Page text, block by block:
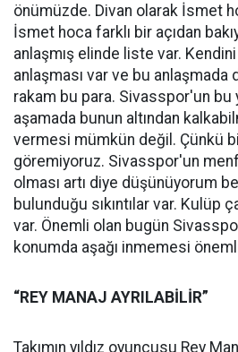
önümüzde. Divan olarak İsmet
İsmet hoca farklı bir açıdan
anlaşmış elinde liste var.
anlaşması var ve bu anlaşmada
rakam bu para. Sivasspor'un bu
aşamada bunun altından
vermesi mümkün değil. Çünkü
göremiyoruz. Sivasspor'un
olması artı diye düşünüyorum
bulunduğu sıkıntılar var. Kulüp
var. Önemli olan bugün
konumda aşağı inmemesi
“REY MANAJ AYRILABİLİR”
Takımın yıldız oyuncusu Rey